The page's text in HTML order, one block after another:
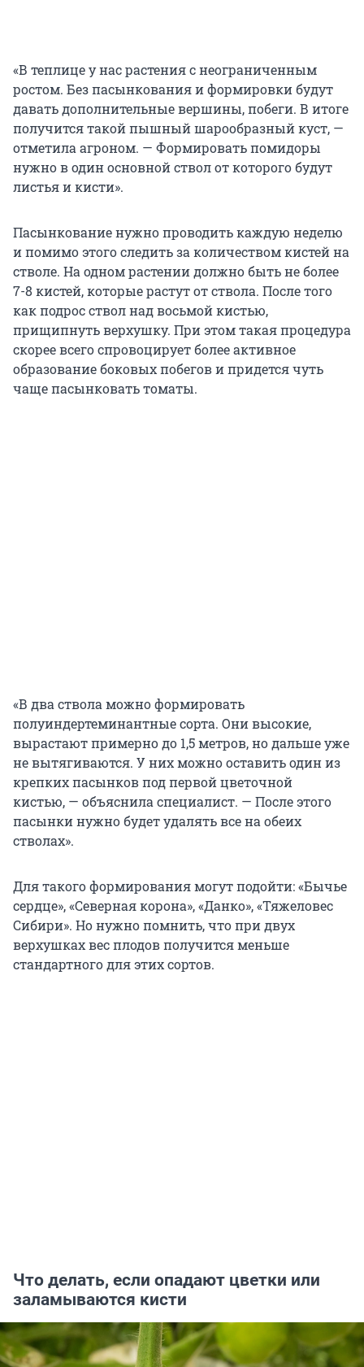
«В теплице у нас растения с неограниченным
ростом. Без пасынкования и формировки будут
давать дополнительные вершины, побеги. В итоге
получится такой пышный шарообразный куст, —
отметила агроном. — Формировать помидоры
нужно в один основной ствол от которого будут
листья и кисти».
Пасынкование нужно проводить каждую неделю
и помимо этого следить за количеством кистей на
стволе. На одном растении должно быть не более
7-8 кистей, которые растут от ствола. После того
как подрос ствол над восьмой кистью,
прищипнуть верхушку. При этом такая процедура
скорее всего спровоцирует более активное
образование боковых побегов и придется чуть
чаще пасынковать томаты.
«В два ствола можно формировать
полуиндертеминантные сорта. Они высокие,
вырастают примерно до 1,5 метров, но дальше уже
не вытягиваются. У них можно оставить один из
крепких пасынков под первой цветочной
кистью, — объяснила специалист. — После этого
пасынки нужно будет удалять все на обеих
стволах».
Для такого формирования могут подойти: «Бычье
сердце», «Северная корона», «Данко», «Тяжеловес
Сибири». Но нужно помнить, что при двух
верхушках вес плодов получится меньше
стандартного для этих сортов.
Что делать, если опадают цветки или
заламываются кисти